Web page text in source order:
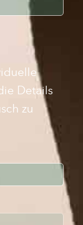
Details
zu